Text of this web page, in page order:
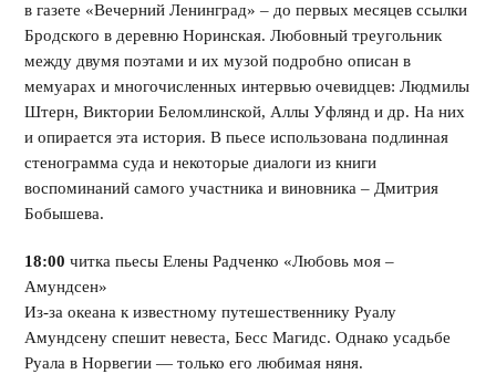
в газете «Вечерний Ленинград» – до первых месяцев ссылки
Бродского в деревню Норинская. Любовный треугольник
между двумя поэтами и их музой подробно описан в
мемуарах и многочисленных интервью очевидцев: Людмилы
Штерн, Виктории Беломлинской, Аллы Уфлянд и др. На них
и опирается эта история. В пьесе использована подлинная
стенограмма суда и некоторые диалоги из книги
воспоминаний самого участника и виновника – Дмитрия
Бобышева.
18:00 читка пьесы Елены Радченко «Любовь моя –
Амундсен»
Из-за океана к известному путешественнику Руалу
Амундсену спешит невеста, Бесс Магидс. Однако усадьбе
Руала в Норвегии — только его любимая няня.